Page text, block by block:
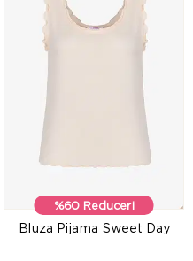
%60 Reduceri
Bluza Pijama Sweet Day